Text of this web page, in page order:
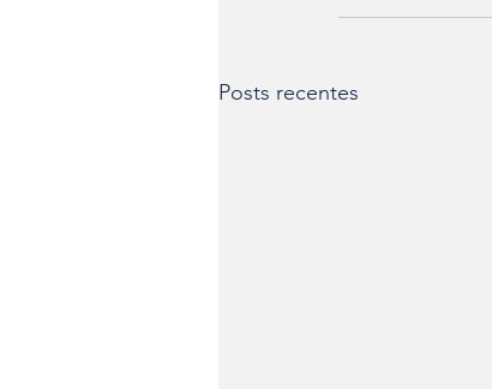
Posts recentes